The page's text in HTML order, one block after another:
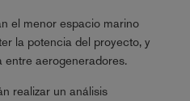
el menor espacio marino
la potencia del proyecto, y
entre aerogeneradores.
realizar un análisis